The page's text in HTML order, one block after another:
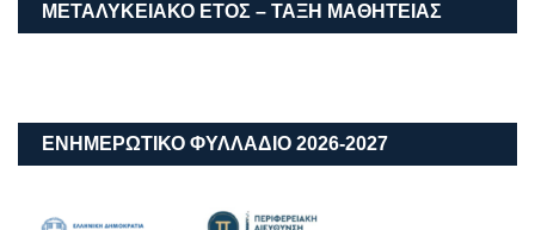
ΜΕΤΑΛΥΚΕΙΑΚΌ ΈΤΟΣ – ΤΆΞΗ ΜΑΘΗΤΕΊΑΣ
ΕΝΗΜΕΡΩΤΙΚΟ ΦΥΛΛΑΔΙΟ 2026-2027